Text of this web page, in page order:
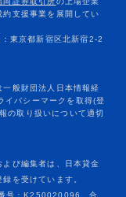
び編集者は、日本貸金
を受けています。
号：K250020096、合